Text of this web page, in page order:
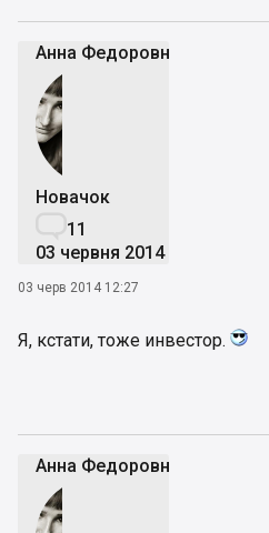
Анна Федоровна
Новачок
11
03 червня 2014
03 черв 2014 12:27
Я, кстати, тоже инвестор.
Анна Федоровна